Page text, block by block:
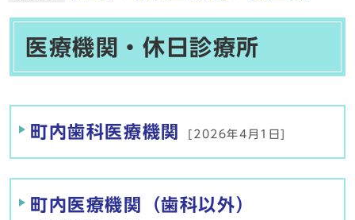
医療機関・休日診療所
メインメニュー
町内歯科医療機関 [2026年4月1日]
町内医療機関（歯科以外）